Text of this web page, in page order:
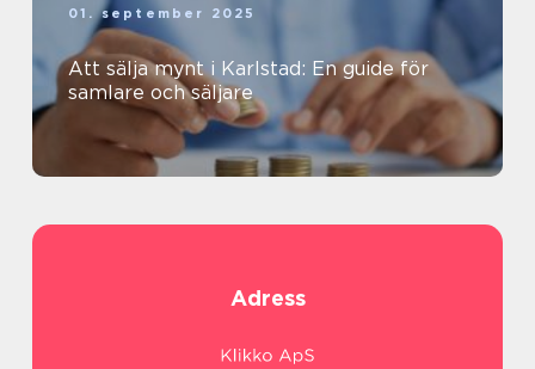
01. september 2025
Att sälja mynt i Karlstad: En guide för
samlare och säljare
Adress